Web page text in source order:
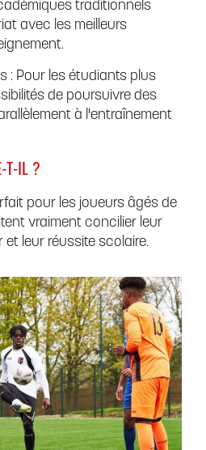
traditionnels
avec les meilleurs
: Pour les étudiants plus
de poursuivre des
à l'entraînement
T-IL ?
pour les joueurs âgés de
vraiment concilier leur
leur réussite scolaire.